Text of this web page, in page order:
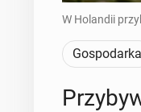
W Holandii
Gospodarka